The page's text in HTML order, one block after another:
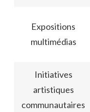
Expositions
multimédias
Initiatives
artistiques
communautaires